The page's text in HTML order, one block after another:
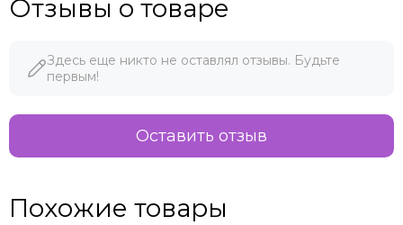
Отзывы о товаре
Здесь еще никто не оставлял отзывы. Будьте
первым!
Оставить отзыв
Похожие товары